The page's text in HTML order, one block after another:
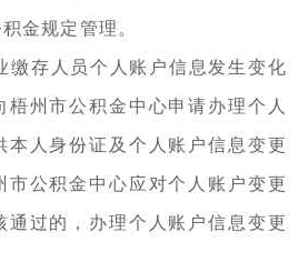
金规定管理。
缴存人员个人账户信息发生变化
梧州市公积金中心申请办理个人
本人身份证及个人账户信息变更
市公积金中心应对个人账户变更
通过的，办理个人账户信息变更